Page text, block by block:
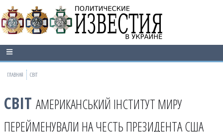
ГЛАВНАЯ СВІТ
СВІТ АМЕРИКАНСЬКИЙ ІНСТИТУТ МИРУ
ПЕРЕЙМЕНУВАЛИ НА ЧЕСТЬ ПРЕЗИДЕНТА США